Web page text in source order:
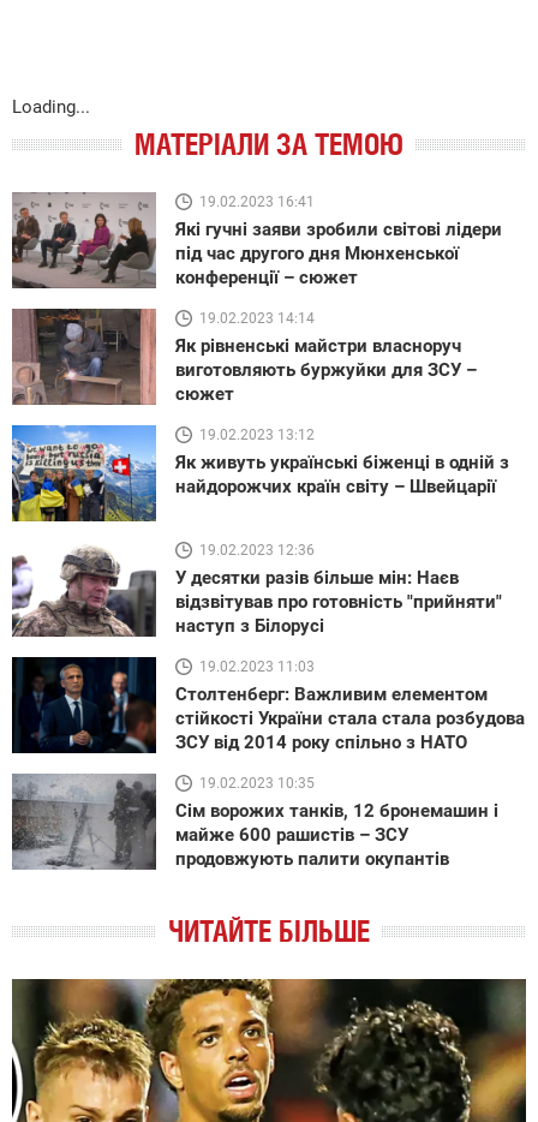
Loading...
МАТЕРІАЛИ ЗА ТЕМОЮ
19.02.2023 16:41
Які гучні заяви зробили світові лідери
під час другого дня Мюнхенської
конференції – сюжет
19.02.2023 14:14
Як рівненські майстри власноруч
виготовляють буржуйки для ЗСУ –
сюжет
19.02.2023 13:12
Як живуть українські біженці в одній з
найдорожчих країн світу – Швейцарії
19.02.2023 12:36
У десятки разів більше мін: Наєв
відзвітував про готовність "прийняти"
наступ з Білорусі
19.02.2023 11:03
Столтенберг: Важливим елементом
стійкості України стала стала розбудова
ЗСУ від 2014 року спільно з НАТО
19.02.2023 10:35
Сім ворожих танків, 12 бронемашин і
майже 600 рашистів – ЗСУ
продовжують палити окупантів
ЧИТАЙТЕ БІЛЬШЕ